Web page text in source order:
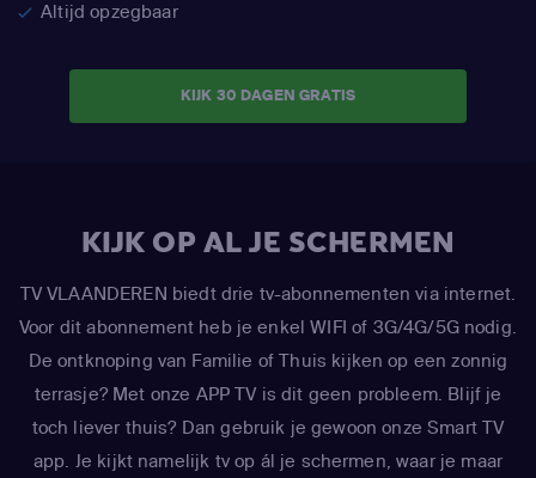
Altijd opzegbaar
KIJK 30 DAGEN GRATIS
KIJK OP AL JE SCHERMEN
TV VLAANDEREN biedt drie tv-abonnementen via internet.
Voor dit abonnement heb je enkel WIFI of 3G/4G/5G nodig.
De ontknoping van Familie of Thuis kijken op een zonnig
terrasje? Met onze APP TV is dit geen probleem. Blijf je
toch liever thuis? Dan gebruik je gewoon onze Smart TV
app. Je kijkt namelijk tv op ál je schermen, waar je maar